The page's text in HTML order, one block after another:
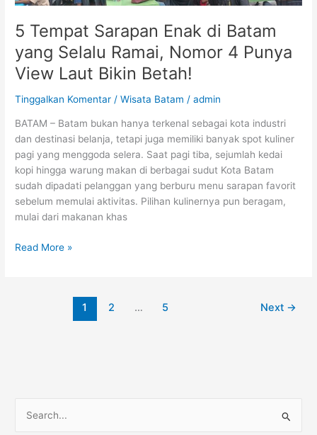
5 Tempat Sarapan Enak di Batam
yang Selalu Ramai, Nomor 4 Punya
View Laut Bikin Betah!
Tinggalkan Komentar /Wisata Batam /admin
BATAM – Batam bukan hanya terkenal sebagai kota industri
dan destinasi belanja, tetapi juga memiliki banyak spot kuliner
pagi yang menggoda selera. Saat pagi tiba, sejumlah kedai
kopi hingga warung makan di berbagai sudut Kota Batam
sudah dipadati pelanggan yang berburu menu sarapan favorit
sebelum memulai aktivitas. Pilihan kulinernya pun beragam,
mulai dari makanan khas
4
Punya
View
Laut
Bikin
Read More »
1 2 … 5 Next →